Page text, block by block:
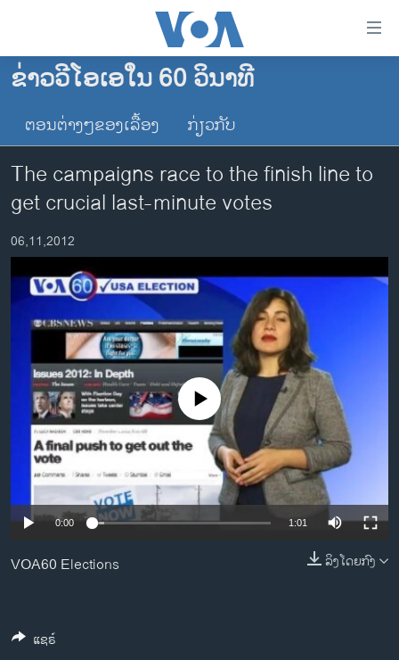
ເຂົ້າ
ຂ້າມ
ຂ້າມ
ຫາ
ຊອກ
ຄົ້ນ
ໂຮມເພຈ
ລາວ
ການເລືອກຕັ້ງ ປະທານາທີບໍດີ ສະຫະລັດ 2024
ຂ່າວ​ຈີນ
ໂລກ
ເອເຊຍ
ອິດສະຫຼະພາບດ້ານການຂ່າວ
ຊີວິດຊາວລາວ
ຊຸມຊົນຊາວລາວ
ວິທະຍາສາດ-ເທັກໂນໂລຈີ
ທຸລະກິດ
ພາສາອັງກິດ
ວີດີໂອ
ຂ່າວວີໂອເອໃນ 60 ວິນາທີ
ຕອນຕ່າງໆຂອງເລື້ອງ ກ່ຽວກັບ
The campaigns race to the finish line to
get crucial last-minute votes
06,11,2012
No media source currently available
0:00 1:01
ລິງໂດຍກົງ
VOA60 Elections
ແຊຣ໌